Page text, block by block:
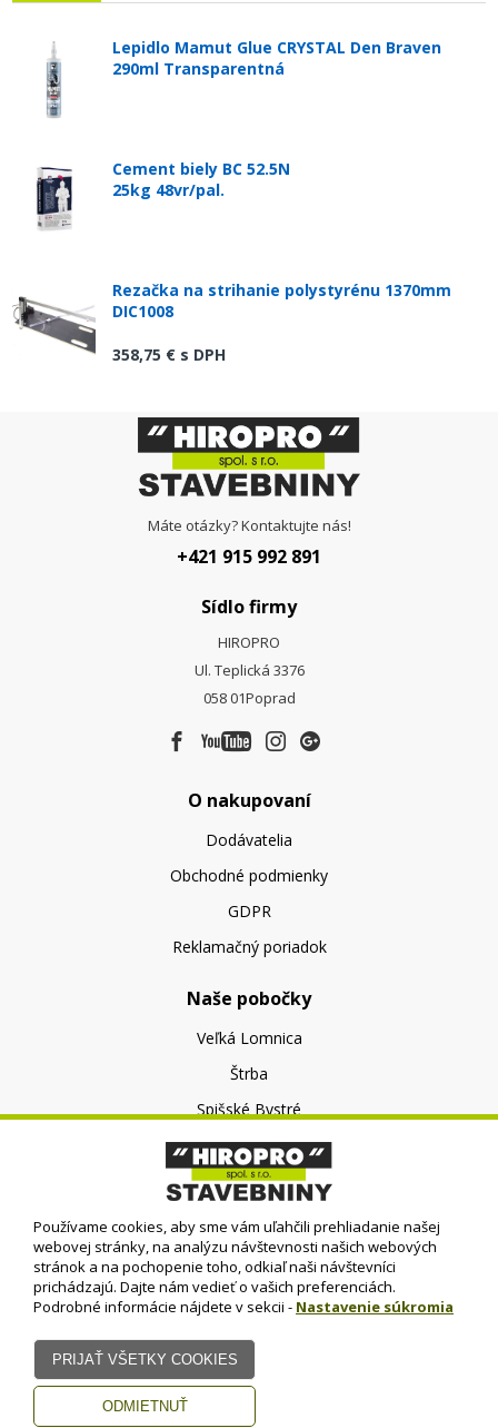
Lepidlo Mamut Glue CRYSTAL Den Braven
290ml Transparentná
Cement biely BC 52.5N
25kg 48vr/pal.
Rezačka na strihanie polystyrénu 1370mm
DIC1008
358,75 € s DPH
Máte otázky? Kontaktujte nás!
+421 915 992 891
Sídlo firmy
HIROPRO
Ul. Teplická 3376
058 01Poprad
O nakupovaní
Dodávatelia
Obchodné podmienky
GDPR
Reklamačný poriadok
Naše pobočky
Veľká Lomnica
Štrba
Spišské Bystré
O nás
O spoločnosti
Kontakt
© HIROPRO, spol. s r.o.
Používame cookies, aby sme vám uľahčili prehliadanie našej
webovej stránky, na analýzu návštevnosti našich webových
stránok a na pochopenie toho, odkiaľ naši návštevníci
prichádzajú. Dajte nám vedieť o vašich preferenciách.
Podrobné informácie nájdete v sekcii - Nastavenie súkromia